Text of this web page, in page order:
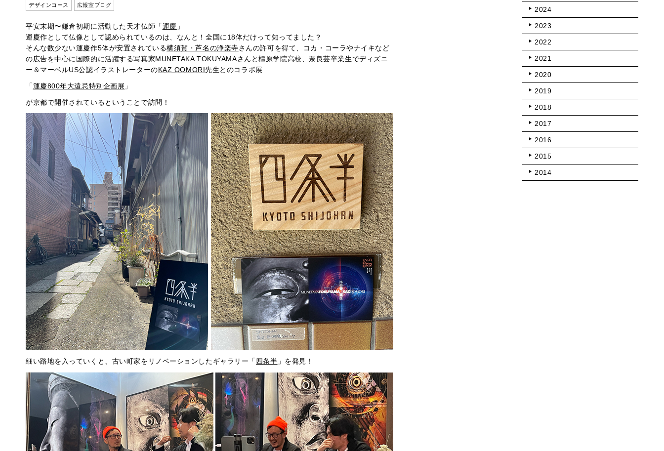
デザインコース 広報室ブログ
平安末期〜鎌倉初期に活動した天才仏師「運慶 」
運慶作として仏像として認められているのは、なんと！全国に18体だけって知ってました？
そんな数少ない運慶作5体が安置されている横須賀・芦名の浄楽寺さんの許可を得て、コカ・コーラやナイキなど
の広告を中心に国際的に活躍する写真家MUNETAKA TOKUYAMAさんと橿原学院高校
、奈良芸卒業生でディズニ
ー＆マーベルUS公認イラストレーターのKAZ OOMORI先生とのコラボ展
「運慶800年大遠忌特別企画展 」
が京都で開催されているということで訪問！
細い路地を入っていくと、古い町家をリノベーションしたギャラリー「 四条半 」を発見！
2024
2023
2022
2021
2020
2019
2018
2017
2016
2015
2014